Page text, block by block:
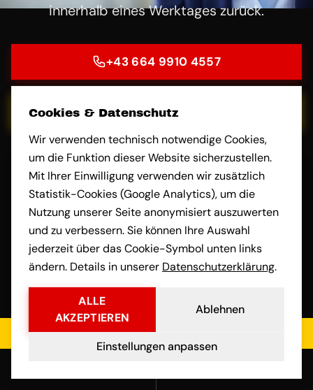
innerhalb eines Werktages zurück.
+43 664 9910 4557
E-MAIL
Name
Beladeadresse
Entladeadresse
Jetzt kostenloses Angebot einholen
Cookies & Datenschutz
Wir verwenden technisch notwendige Cookies,
um die Funktion dieser Website sicherzustellen.
Mit Ihrer Einwilligung verwenden wir zusätzlich
Statistik-Cookies (Google Analytics), um die
Nutzung unserer Seite anonymisiert auszuwerten
und zu verbessern. Sie können Ihre Auswahl
jederzeit über das Cookie-Symbol unten links
ändern. Details in unserer Datenschutzerklärung.
ALLE
AKZEPTIEREN
Ablehnen
Einstellungen anpassen